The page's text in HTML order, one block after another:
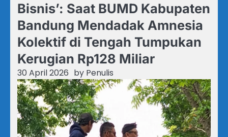
Bisnis’: Saat BUMD Kabupaten
Bandung Mendadak Amnesia
Kolektif di Tengah Tumpukan
Kerugian Rp128 Miliar
30 April 2026 by Penulis